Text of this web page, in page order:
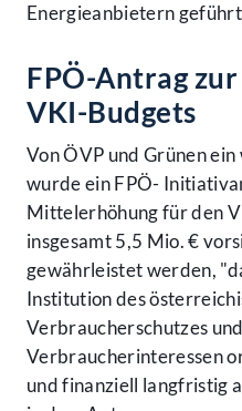
Energieanbietern
FPÖ-Antrag
VKI-Budgets
Von ÖVP und Grünen
wurde ein FPÖ-
Mittelerhöhung für den
insgesamt 5,5 Mio. €
gewährleistet werden,
Institution des
Verbraucherschutzes
Verbraucherinteressen
und finanziell langfristig